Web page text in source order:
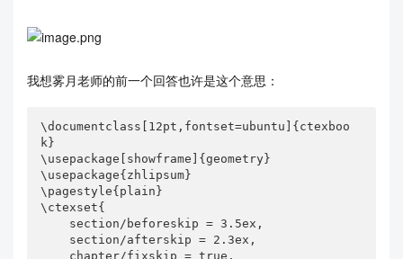
我想雾月老师的前一个回答也许是这个意思：
\documentclass[12pt,fontset=ubuntu]{ctexboo
k}
\usepackage[showframe]{geometry}
\usepackage{zhlipsum}
\pagestyle{plain}
\ctexset{